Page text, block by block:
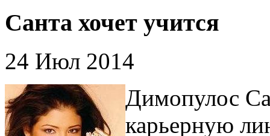
Санта хочет учится
24 Июл 2014
Димопулос
карьерную